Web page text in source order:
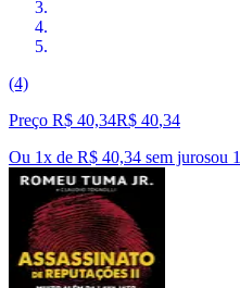
(4)
Preço R$ 40,34R$ 40,34
Ou 1x de R$ 40,34 sem jurosou 1